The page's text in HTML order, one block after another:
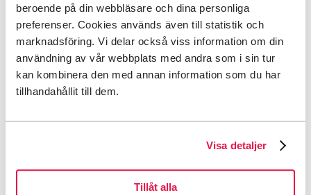
beroende på din webbläsare och dina personliga
preferenser. Cookies används även till statistik och
marknadsföring. Vi delar också viss information om din
användning av vår webbplats med andra som i sin tur
kan kombinera den med annan information som du har
tillhandahållit till dem.
Visa detaljer
Tillåt alla